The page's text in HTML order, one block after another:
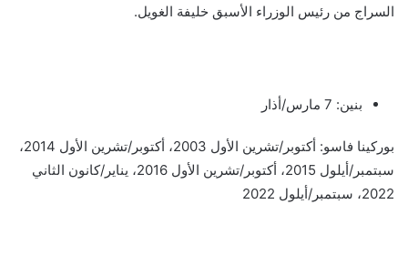
السراج من رئيس الوزراء الأسبق خليفة الغويل.
بنين: 7 مارس/أذار
بوركينا فاسو: أكتوبر/تشرين الأول 2003، أكتوبر/تشرين الأول 2014،
سبتمبر/أيلول 2015، أكتوبر/تشرين الأول 2016، يناير/كانون الثاني
2022، سبتمبر/أيلول 2022